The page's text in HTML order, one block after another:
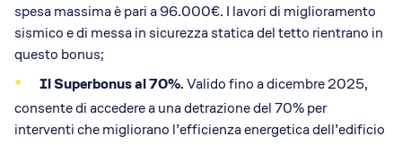
spesa massima è pari a 96.000€. I lavori di miglioramento
sismico e di messa in sicurezza statica del tetto rientrano in
questo bonus;
Il Superbonus al 70%.Valido fino a dicembre 2025,
consente di accedere a una detrazione del 70% per
interventi che migliorano l’efficienza energetica dell’edificio